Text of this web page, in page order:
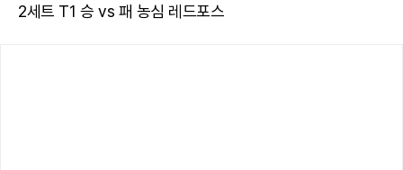
2세트 T1 승 vs 패 농심 레드포스